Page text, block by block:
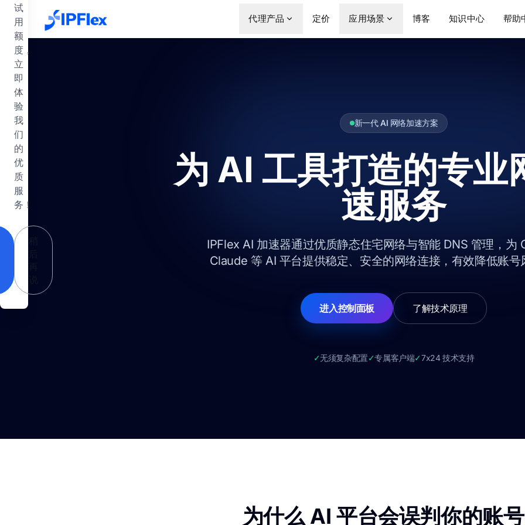
试
用
额
度，
立
即
体
验
我
们
的
优
质
服
务！
跳到主要内容
代理产品 定价 应用场景 博客 知识中心 帮助
新一代 AI 网络加速方案
为 AI 工具打造的专业
速服务
IPFlex AI 加速器通过优质静态住宅网络与智能 DNS 管理，为
Claude 等 AI 平台提供稳定、安全的网络连接，有效降低账号
进入控制面板 了解技术原理
✓无须复杂配置✓专属客户端✓7x24 技术支持
为什么 AI 平台会误判你的账